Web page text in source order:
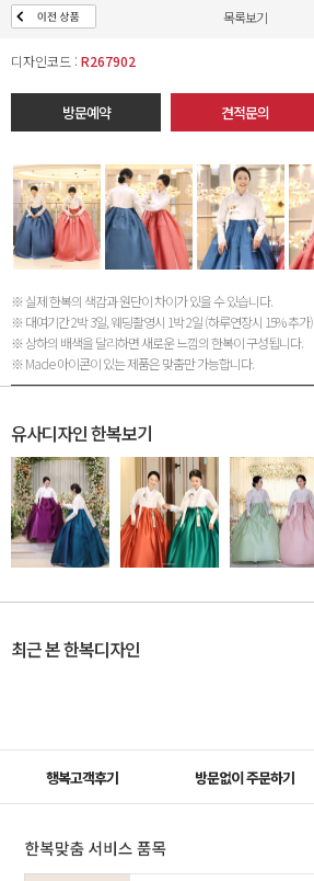
목록보기
디자인코드 : R267902
방문예약 견적문의
※ 실제 한복의 색감과 원단이 차이가 있을 수 있습니다.
※ 대여기간 2박 3일, 웨딩촬영시 1박 2일 (하루연장시 15% 추가)
※ 상하의 배색을 달리하면 새로운 느낌의 한복이 구성됩니다.
※ Made 아이콘이 있는 제품은 맞춤만 가능합니다.
유사디자인 한복보기
최근 본 한복디자인
행복고객후기 방문없이 주문하기